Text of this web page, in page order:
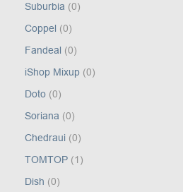
Suburbia (0)
Coppel (0)
Fandeal (0)
iShop Mixup (0)
Doto (0)
Soriana (0)
Chedraui (0)
TOMTOP (1)
Dish (0)